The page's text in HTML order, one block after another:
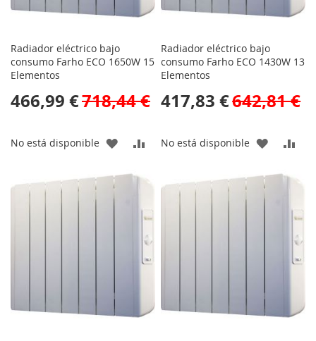
Radiador eléctrico bajo
consumo Farho ECO 1650W 15
Elementos
466,99 €718,44 €
No está disponible
AÑADIR
LISTA
DESEOS
AÑADIR
COMPARAR
Radiador eléctrico bajo
consumo Farho ECO 1430W 13
Elementos
417,83 €642,81 €
No está disponible
AÑADIR
LISTA
DESEOS